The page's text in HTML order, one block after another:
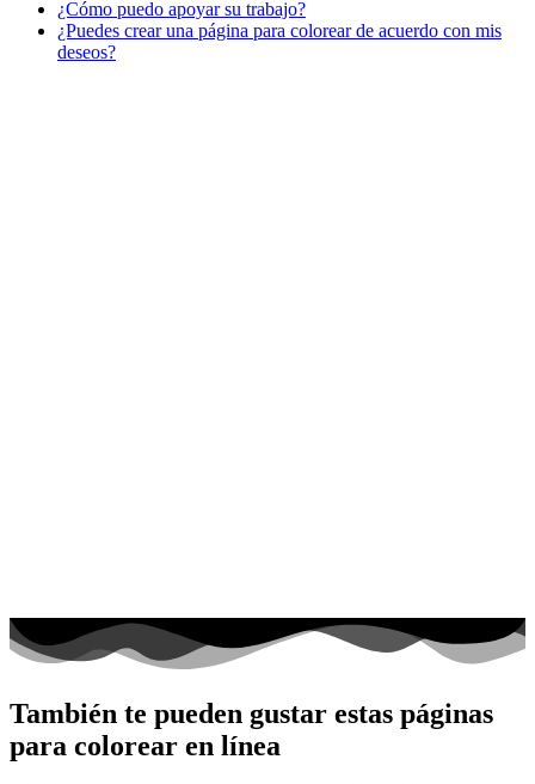
Libros para colorear para niños
Nezaradené
¿Cómo puedo apoyar su trabajo?
¿Puedes crear una página para colorear de acuerdo con mis
deseos?
También te pueden gustar estas páginas
para colorear en línea